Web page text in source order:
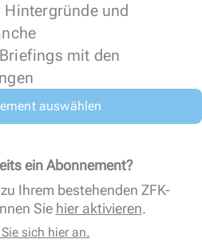
und
mit den
auswählen
ein Abonnement?
Ihrem bestehenden ZFK-
Sie hier aktivieren.
sich hier an.